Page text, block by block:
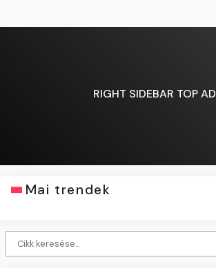
RIGHT SIDEBAR TOP AD
Mai trendek